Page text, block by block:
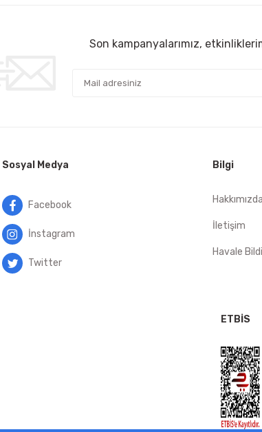
Son kampanyalarımız,
Sosyal Medya
Facebook
İnstagram
Twitter
Bilgi
Hakkımızda
İletişim
Havale
ETBİS